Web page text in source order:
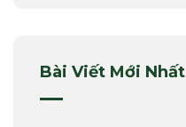
Bài Viết Mới Nhất